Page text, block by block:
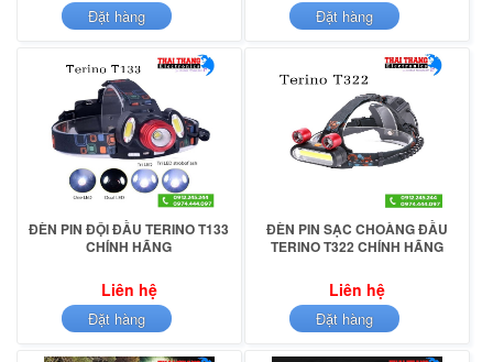
Đặt hàng Đặt hàng
ĐÈN PIN ĐỘI ĐẦU TERINO T133
CHÍNH HÃNG
Liên hệ
Đặt hàng
ĐÈN PIN SẠC CHOÀNG ĐẦU
TERINO T322 CHÍNH HÃNG
Liên hệ
Đặt hàng